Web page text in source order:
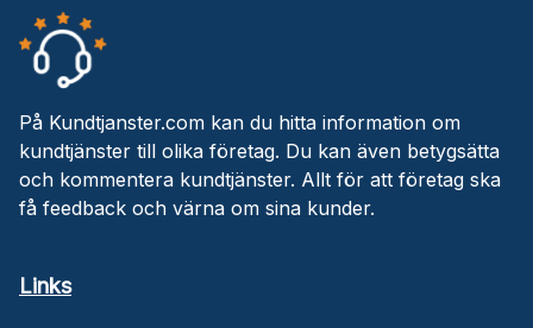
På Kundtjanster.com kan du hitta information om
kundtjänster till olika företag. Du kan även betygsätta
och kommentera kundtjänster. Allt för att företag ska
få feedback och värna om sina kunder.
Links